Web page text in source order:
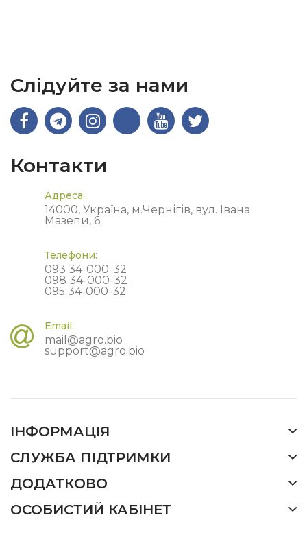
Слідуйте за нами
Контакти
Адреса:
14000, Україна, м.Чернігів, вул. Івана
Мазепи, 6
Телефони:
093 34-000-32
098 34-000-32
095 34-000-32
Email:
mail@agro.bio
support@agro.bio
ІНФОРМАЦІЯ
СЛУЖБА ПІДТРИМКИ
ДОДАТКОВО
ОСОБИСТИЙ КАБІНЕТ